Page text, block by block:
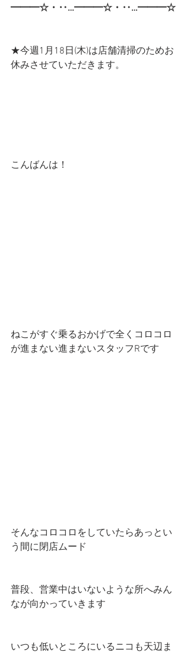
━━━☆・‥…━━━☆・‥…━━━☆
★今週1月18日(木)は店舗清掃のためお
休みさせていただきます。
こんばんは！
ねこがすぐ乗るおかげで全くコロコロ
が進まない進まないスタッフRです
そんなコロコロをしていたらあっとい
う間に閉店ムード
普段、営業中はいないような所へみん
なが向かっていきます
いつも低いところにいるニコも天辺ま